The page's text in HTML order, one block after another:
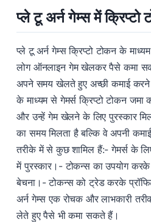
प्ले टू अर्न गेम्स में क्रिप्टो
प्ले टू अर्न गेम्स क्रिप्टो टोकन के
लोग ऑनलाइन गेम खेलकर पैसे कमा
अपने समय खेलते हुए अच्छी कमाई
के माध्यम से गेमर्स क्रिप्टो टोकन
और उन्हें गेम खेलने के लिए पुरस्कार
का समय मिलता है बल्कि वे अपनी
तरीके में से कुछ शामिल हैं:- गेमर्स के
में पुरस्कार।- टोकन्स का उपयोग
बेचना।- टोकन्स को ट्रेड करके
अर्न गेम्स एक रोचक और लाभकारी
लेते हुए पैसे भी कमा सकते हैं।